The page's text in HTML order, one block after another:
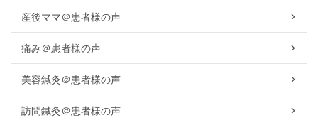
産後ママ＠患者様の声
痛み＠患者様の声
美容鍼灸＠患者様の声
訪問鍼灸＠患者様の声